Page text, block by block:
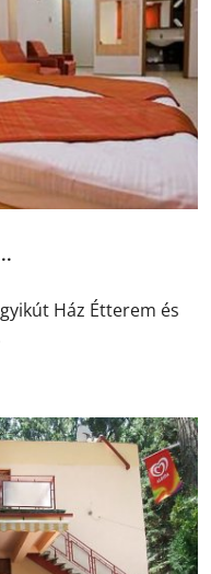
Ház Étterem és